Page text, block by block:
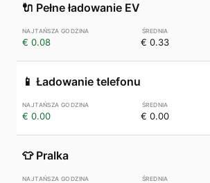
🔌 Pełne ładowanie EV
€ 0.08 € 0.33
📱 Ładowanie telefonu
€ 0.00 € 0.00
👕 Pralka